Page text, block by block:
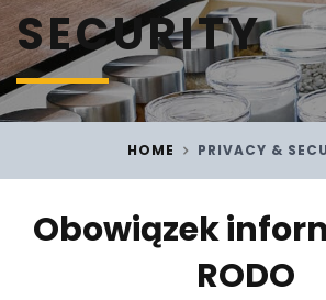
SECURITY
HOME PRIVACY &
Obowiązek
RODO